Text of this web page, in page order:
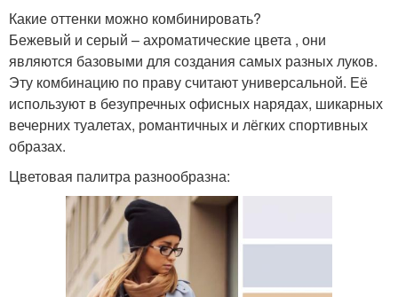
Какие оттенки можно комбинировать?
Бежевый и серый – ахроматические цвета , они
являются базовыми для создания самых разных луков.
Эту комбинацию по праву считают универсальной. Её
используют в безупречных офисных нарядах, шикарных
вечерних туалетах, романтичных и лёгких спортивных
образах.
Цветовая палитра разнообразна: